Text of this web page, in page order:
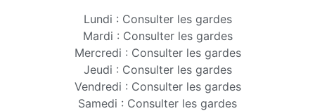
Lundi : Consulter les gardes
Mardi : Consulter les gardes
Mercredi : Consulter les gardes
Jeudi : Consulter les gardes
Vendredi : Consulter les gardes
Samedi : Consulter les gardes